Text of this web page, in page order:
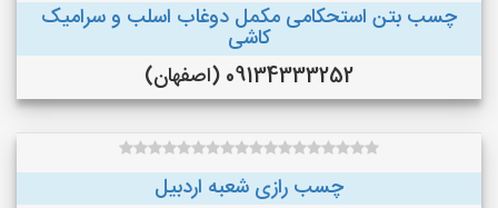
چسب بتن استحکامی مکمل دوغاب اسلب و سرامیک
کاشی
09134333252 (اصفهان)
چسب رازی شعبه اردبیل